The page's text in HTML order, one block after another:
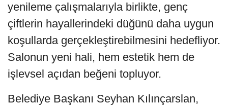
yenileme çalışmalarıyla birlikte, genç
çiftlerin hayallerindeki düğünü daha uygun
koşullarda gerçekleştirebilmesini hedefliyor.
Salonun yeni hali, hem estetik hem de
işlevsel açıdan beğeni topluyor.
Belediye Başkanı Seyhan Kılınçarslan,